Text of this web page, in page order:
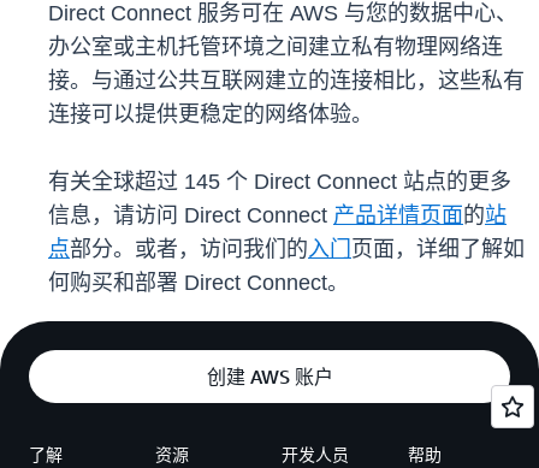
Direct Connect 服务可在 AWS 与您的数据中心、
办公室或主机托管环境之间建立私有物理网络连
接。与通过公共互联网建立的连接相比，这些私有
连接可以提供更稳定的网络体验。
有关全球超过 145 个 Direct Connect 站点的更多
信息，请访问 Direct Connect 产品详情页面的站
点部分。或者，访问我们的入门
页面，详细了解如
何购买和部署 Direct Connect。
创建 AWS 账户
了解 资源 开发人员 帮助